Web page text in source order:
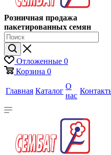
Розничная продажа
пакетированных семян
Отложенные 0
Корзина 0
Главная Каталог
О
нас